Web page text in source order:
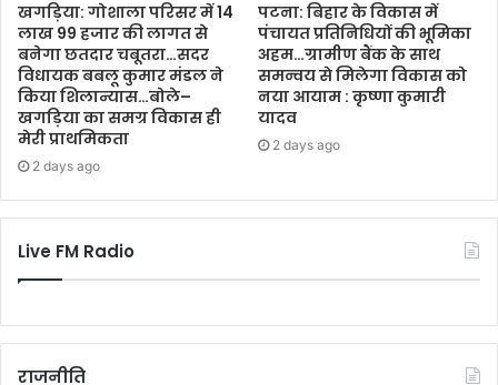
खगड़िया: गोशाला परिसर में 14
लाख 99 हजार की लागत से
बनेगा छतदार चबूतरा…सदर
विधायक बबलू कुमार मंडल ने
किया शिलान्यास…बोले–
खगड़िया का समग्र विकास ही
मेरी प्राथमिकता
2 days ago
पटना: बिहार के विकास में
पंचायत प्रतिनिधियों की भूमिका
अहम…ग्रामीण बैंक के साथ
समन्वय से मिलेगा विकास को
नया आयाम : कृष्णा कुमारी
यादव
2 days ago
Live FM Radio
राजनीति